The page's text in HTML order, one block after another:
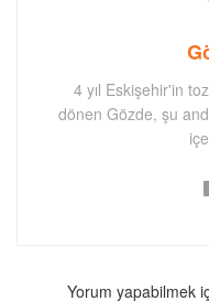
4 yıl Eskişehir'in
dönen Gözde, şu
Yorum yapabilmek